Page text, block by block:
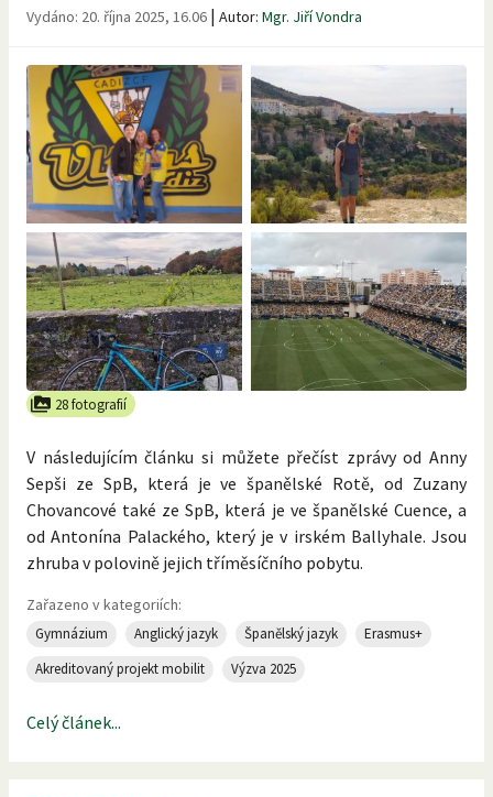
Vydáno: 20. října 2025, 16.06 | Autor: Mgr. Jiří Vondra
28 fotografií
V následujícím článku si můžete přečíst zprávy od Anny
Sepši ze SpB, která je ve španělské Rotě, od Zuzany
Chovancové také ze SpB, která je ve španělské Cuence, a
od Antonína Palackého, který je v irském Ballyhale. Jsou
zhruba v polovině jejich tříměsíčního pobytu.
Zařazeno v kategoriích:
Gymnázium Anglický jazyk Španělský jazyk
Erasmus+
Akreditovaný projekt mobilit
Výzva 2025
Celý článek...